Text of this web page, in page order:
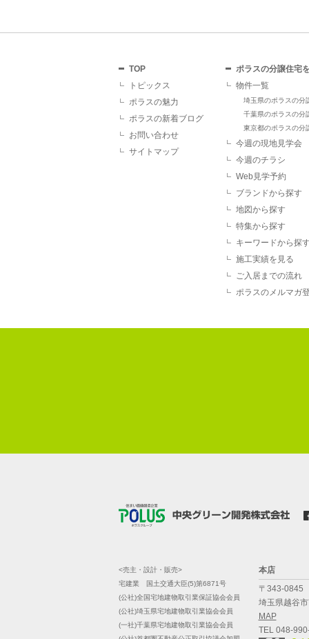
TOP
トピックス
ポラスの魅力
ポラスの新着ブログ
お問い合わせ
サイトマップ
ポラスの分譲住宅
物件一覧
埼玉県のポラスの分
千葉県のポラスの分
東京都のポラスの分
今週の現地見学会
今週のチラシ
Web見学予約
ブランドから探す
地図から探す
特集から探す
キーワードから探
施工実績を見る
ご入居までの流れ
ポラスのメルマガ
<売主・設計・販売>
宅建業 国土交通大臣(5)第6871号
(公社)全国宅地建物取引業保証協会会員
(公社)埼玉県宅地建物取引業協会会員
(一社)千葉県宅地建物取引業協会会員
本店
〒343-0845
埼玉県越谷
MAP
TEL 048-